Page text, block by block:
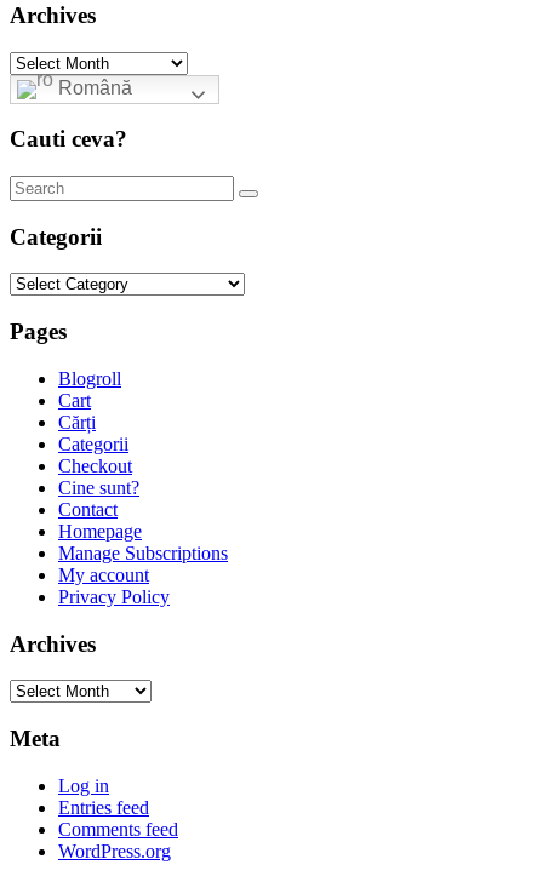
Archives
Archives
Română
Cauti ceva?
Categorii
Categorii
Pages
Blogroll
Cart
Cărți
Categorii
Checkout
Cine sunt?
Contact
Homepage
Manage Subscriptions
My account
Privacy Policy
Archives
Archives
Meta
Log in
Entries feed
Comments feed
WordPress.org